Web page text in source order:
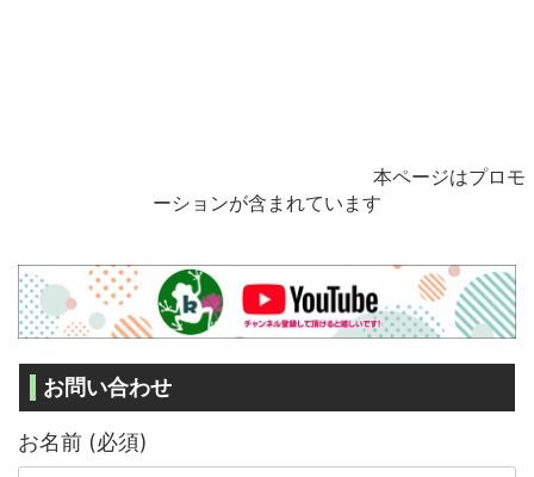
本ページはプロモ
ーションが含まれています
お問い合わせ
お名前 (必須)